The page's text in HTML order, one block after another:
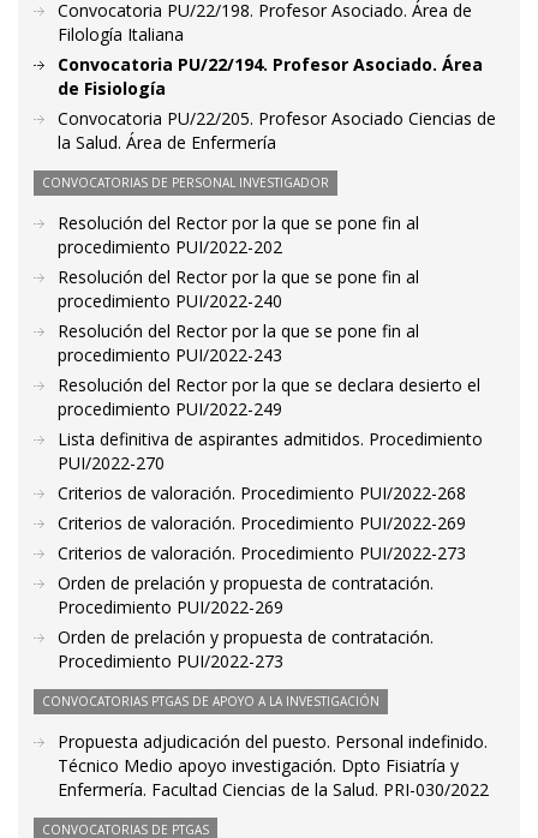
Convocatoria PU/22/198. Profesor Asociado. Área de
Filología Italiana
Convocatoria PU/22/194. Profesor Asociado. Área
de Fisiología
Convocatoria PU/22/205. Profesor Asociado Ciencias de
la Salud. Área de Enfermería
CONVOCATORIAS DE PERSONAL INVESTIGADOR
Resolución del Rector por la que se pone fin al
procedimiento PUI/2022-202
Resolución del Rector por la que se pone fin al
procedimiento PUI/2022-240
Resolución del Rector por la que se pone fin al
procedimiento PUI/2022-243
Resolución del Rector por la que se declara desierto el
procedimiento PUI/2022-249
Lista definitiva de aspirantes admitidos. Procedimiento
PUI/2022-270
Criterios de valoración. Procedimiento PUI/2022-268
Criterios de valoración. Procedimiento PUI/2022-269
Criterios de valoración. Procedimiento PUI/2022-273
Orden de prelación y propuesta de contratación.
Procedimiento PUI/2022-269
Orden de prelación y propuesta de contratación.
Procedimiento PUI/2022-273
CONVOCATORIAS PTGAS DE APOYO A LA INVESTIGACIÓN
Propuesta adjudicación del puesto. Personal indefinido.
Técnico Medio apoyo investigación. Dpto Fisiatría y
Enfermería. Facultad Ciencias de la Salud. PRI-030/2022
CONVOCATORIAS DE PTGAS